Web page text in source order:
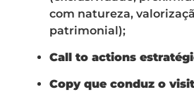
com natureza,
patrimonial);
Call to actions
Copy que conduz o